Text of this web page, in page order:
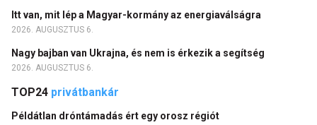
Itt van, mit lép a Magyar-kormány az energiaválságra
2026. AUGUSZTUS 6.
Nagy bajban van Ukrajna, és nem is érkezik a segítség
2026. AUGUSZTUS 6.
TOP24 privátbankár
Példátlan dróntámadás ért egy orosz régiót